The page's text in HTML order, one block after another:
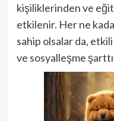
kişiliklerinden ve
etkilenir. Her ne
sahip olsalar da,
ve sosyalleşme